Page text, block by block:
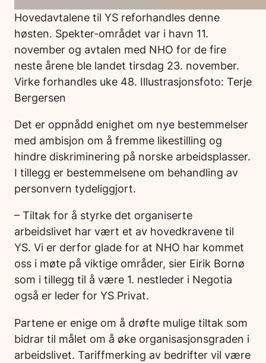
Hovedavtalene til YS reforhandles denne
høsten. Spekter-området var i havn 11.
november og avtalen med NHO for de fire
neste årene ble landet tirsdag 23. november.
Virke forhandles uke 48. Illustrasjonsfoto: Terje
Bergersen
Det er oppnådd enighet om nye bestemmelser
med ambisjon om å fremme likestilling og
hindre diskriminering på norske arbeidsplasser.
I tillegg er bestemmelsene om behandling av
personvern tydeliggjort.
– Tiltak for å styrke det organiserte
arbeidslivet har vært et av hovedkravene til
YS. Vi er derfor glade for at NHO har kommet
oss i møte på viktige områder, sier Eirik Bornø
som i tillegg til å være 1. nestleder i Negotia
også er leder for YS Privat.
Partene er enige om å drøfte mulige tiltak som
bidrar til målet om å øke organisasjonsgraden i
arbeidslivet. Tariffmerking av bedrifter vil være